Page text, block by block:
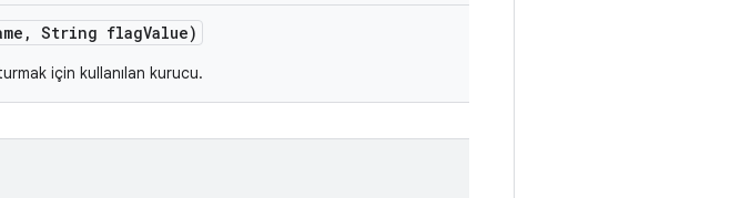
, String flagValue)
için kullanılan kurucu.